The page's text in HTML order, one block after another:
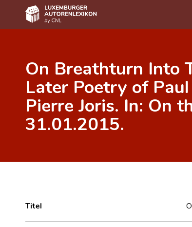
Autor(inn)en A-Z
Erweiterte Suche
Häufige Fragen und Antworten
CNL
On Breathturn Into
Later Poetry of
Pierre Joris. In: On
31.01.2015.
Titel